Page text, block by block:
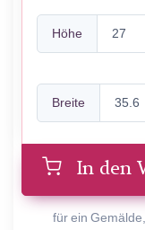
Höhe
Breite
In den
für ein